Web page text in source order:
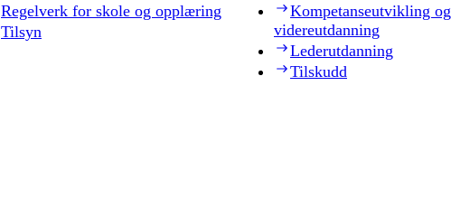
Regelverk for skole og opplæring
Tilsyn
Kompetanseutvikling og
videreutdanning
Lederutdanning
Tilskudd